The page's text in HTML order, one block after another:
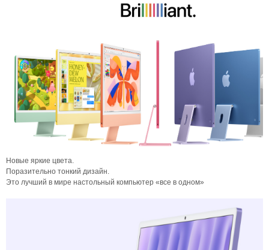
Новые яркие цвета.
Поразительно тонкий дизайн.
Это лучший в мире настольный компьютер «все в одном»